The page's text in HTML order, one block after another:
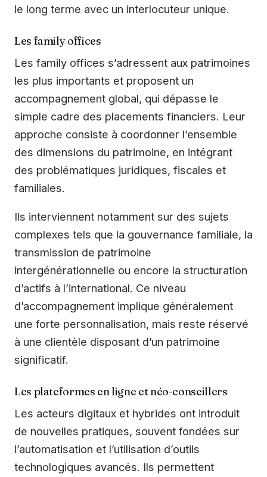
le long terme avec un interlocuteur unique.
Les family offices
Les family offices s’adressent aux patrimoines
les plus importants et proposent un
accompagnement global, qui dépasse le
simple cadre des placements financiers. Leur
approche consiste à coordonner l’ensemble
des dimensions du patrimoine, en intégrant
des problématiques juridiques, fiscales et
familiales.
Ils interviennent notamment sur des sujets
complexes tels que la gouvernance familiale, la
transmission de patrimoine
intergénérationnelle ou encore la structuration
d’actifs à l’international. Ce niveau
d’accompagnement implique généralement
une forte personnalisation, mais reste réservé
à une clientèle disposant d’un patrimoine
significatif.
Les plateformes en ligne et néo-conseillers
Les acteurs digitaux et hybrides ont introduit
de nouvelles pratiques, souvent fondées sur
l’automatisation et l’utilisation d’outils
technologiques avancés. Ils permettent